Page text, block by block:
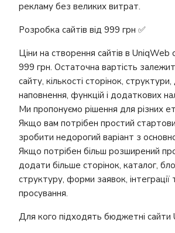
рекламу без великих витрат.
Розробка сайтів від 999 грн ✅
Ціни на створення сайтів в UniqWeb
999 грн. Остаточна вартість
сайту, кількості сторінок,
наповнення, функцій і додаткових
Ми пропонуємо рішення для різних
Якщо вам потрібен простий
зробити недорогий варіант з
Якщо потрібен більш розширений
додати більше сторінок, каталог,
структуру, форми заявок,
просування.
Для кого підходять бюджетні сайти